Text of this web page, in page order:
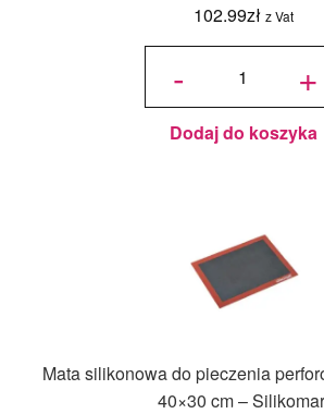
102.99zł z Vat
-
ilość Forma
100 –
monoporcje
+
wykrawacz
+
Dodaj do koszyka
Mata silikonowa do pieczenia
40×30 cm –